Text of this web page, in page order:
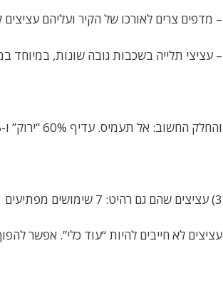
– מדפים צרים לאורכו של הקיר ועליהם
– עציצי תלייה בשכבות גובה שונות, במיוחד
והחלק החשוב: אל תעמיס. עדיף 60% “ירוק” ו-40% “אוויר” כדי שזה ייראה עשיר ולא צפוף.
3) עציצים שהם גם רהיט: 7 שימושים מפתיעים
עציצים לא חייבים להיות “עוד כלי”. אפשר